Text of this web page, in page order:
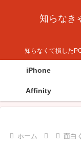
知らなき
知らなくて損した
iPhone
Affinity
ホーム 面白